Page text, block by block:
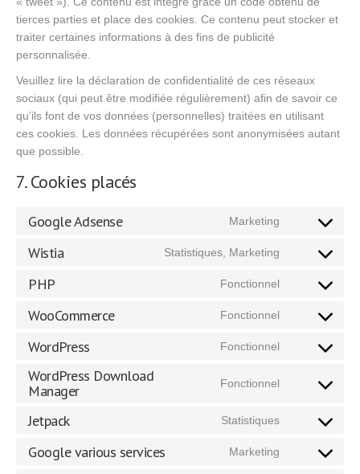
tierces parties et place des cookies. Ce contenu peut stocker et
traiter certaines informations à des fins de publicité
personnalisée.
Veuillez lire la déclaration de confidentialité de ces réseaux
sociaux (qui peut être modifiée régulièrement) afin de savoir ce
qu’ils font de vos données (personnelles) traitées en utilisant
ces cookies. Les données récupérées sont anonymisées autant
que possible.
7. Cookies placés
Google Adsense Marketing
Consent
service
google-
Wistia Statistiques, Marketing
Consent
service
wistia
PHP Fonctionnel
Consent
service
WooCommerce Fonctionnel
Consent
service
WordPress Fonctionnel
Consent
service
WordPress Download
Manager
Fonctionnel
Consent
service
download-
Jetpack Statistiques
Consent
service
Google various services Marketing
Consent